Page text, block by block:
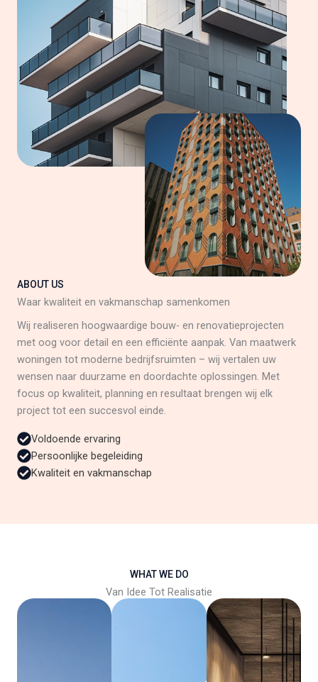
ABOUT US
Waar kwaliteit en vakmanschap samenkomen
Wij realiseren hoogwaardige bouw- en renovatieprojecten
met oog voor detail en een efficiënte aanpak. Van maatwerk
woningen tot moderne bedrijfsruimten – wij vertalen uw
wensen naar duurzame en doordachte oplossingen. Met
focus op kwaliteit, planning en resultaat brengen wij elk
project tot een succesvol einde.
Voldoende ervaring
Persoonlijke begeleiding
Kwaliteit en vakmanschap
WHAT WE DO
Van Idee Tot Realisatie